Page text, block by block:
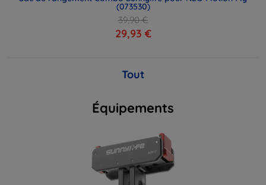
(073530)
39,90 €
29,93 €
Tout
Équipements